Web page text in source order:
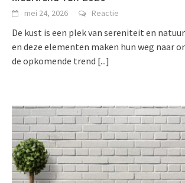
mei 24, 2026 Reactie
De kust is een plek van sereniteit en
en deze elementen maken hun weg naar
de opkomende trend [...]